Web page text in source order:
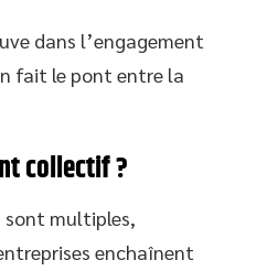
dans l’engagement
fait le pont entre la
collectif ?
sont multiples,
enchaînent